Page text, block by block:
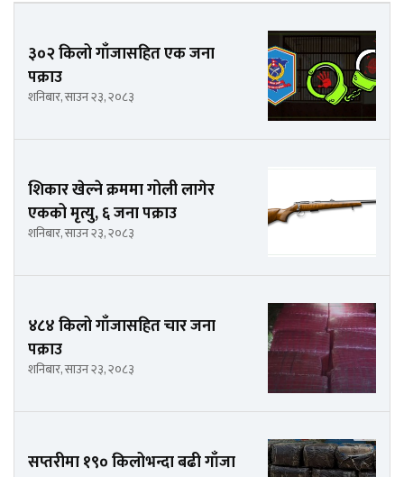
३०२ किलो गाँजासहित एक जना
पक्राउ
शनिबार, साउन २३, २०८३
शिकार खेल्ने क्रममा गोली लागेर
एकको मृत्यु, ६ जना पक्राउ
शनिबार, साउन २३, २०८३
४८४ किलो गाँजासहित चार जना
पक्राउ
शनिबार, साउन २३, २०८३
सप्तरीमा १९० किलोभन्दा बढी गाँजा